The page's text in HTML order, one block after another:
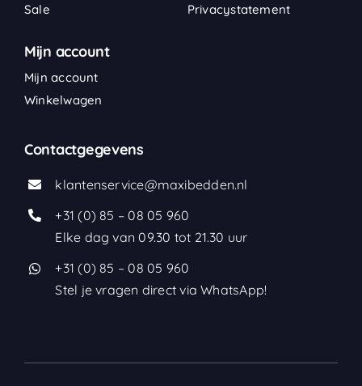
Sale
Privacystatement
Mijn account
Mijn account
Winkelwagen
Contactgegevens
klantenservice@maxibedden.nl
+31 (0) 85 – 08 05 960
Elke dag van 09.30 tot 21.30 uur
+31 (0) 85 – 08 05 960
Stel je vragen direct via WhatsApp!